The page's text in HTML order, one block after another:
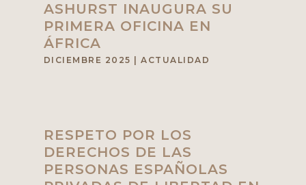
ASHURST INAUGURA SU
PRIMERA OFICINA EN
ÁFRICA
DICIEMBRE 2025 |ACTUALIDAD
RESPETO POR LOS
DERECHOS DE LAS
PERSONAS ESPAÑOLAS